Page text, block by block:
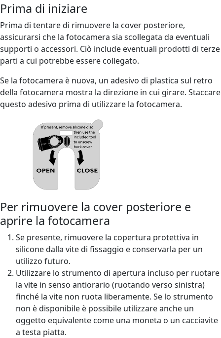
Prima di iniziare
Prima di tentare di rimuovere la cover posteriore,
assicurarsi che la fotocamera sia scollegata da eventuali
supporti o accessori. Ciò include eventuali prodotti di terze
parti a cui potrebbe essere collegato.
Se la fotocamera è nuova, un adesivo di plastica sul retro
della fotocamera mostra la direzione in cui girare. Staccare
questo adesivo prima di utilizzare la fotocamera.
Per rimuovere la cover posteriore e
aprire la fotocamera
Se presente, rimuovere la copertura protettiva in
silicone dalla vite di fissaggio e conservarla per un
utilizzo futuro.
Utilizzare lo strumento di apertura incluso per ruotare
la vite in senso antiorario (ruotando verso sinistra)
finché la vite non ruota liberamente. Se lo strumento
non è disponibile è possibile utilizzare anche un
oggetto equivalente come una moneta o un cacciavite
a testa piatta.